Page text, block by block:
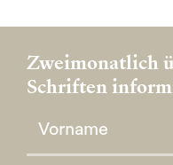
Zweimonatlich
Schriften